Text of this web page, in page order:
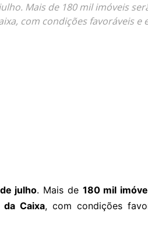
Mais de 180 mil imóveis
com condições favoráveis e
julho. Mais de 180 mil
Caixa, com condições